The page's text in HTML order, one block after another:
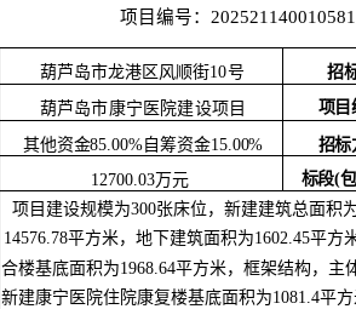
项目编号：
葫芦岛市龙港区风顺街10号
招
葫芦岛市康宁医院建设项目
项目
其他资金85.00%自筹资金15.00%
招标
12700.03万元 标段(
项目建设规模为300张床位，新建建筑总面积
14576.78平方米，地下建筑面积为1602.45平
合楼基底面积为1968.64平方米，框架结构，主
新建康宁医院住院康复楼基底面积为1081.4平